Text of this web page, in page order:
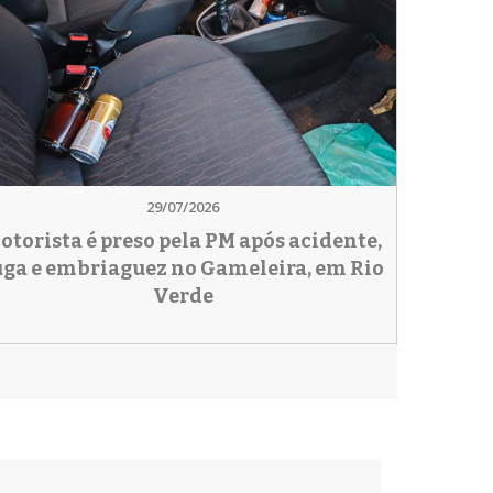
29/07/2026
é preso pela PM após acidente,
e embriaguez no Gameleira, em Rio
Verde